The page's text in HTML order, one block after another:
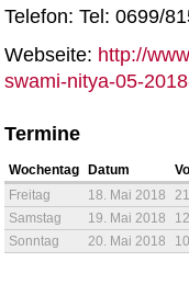
Telefon: Tel: 0699/
Webseite: http://
swami-nitya-05-
Termine
Wochentag Datum
Freitag
18. Mai 2018
Samstag
19. Mai 2018
Sonntag
20. Mai 2018